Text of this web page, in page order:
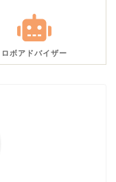
ロボアドバイザー